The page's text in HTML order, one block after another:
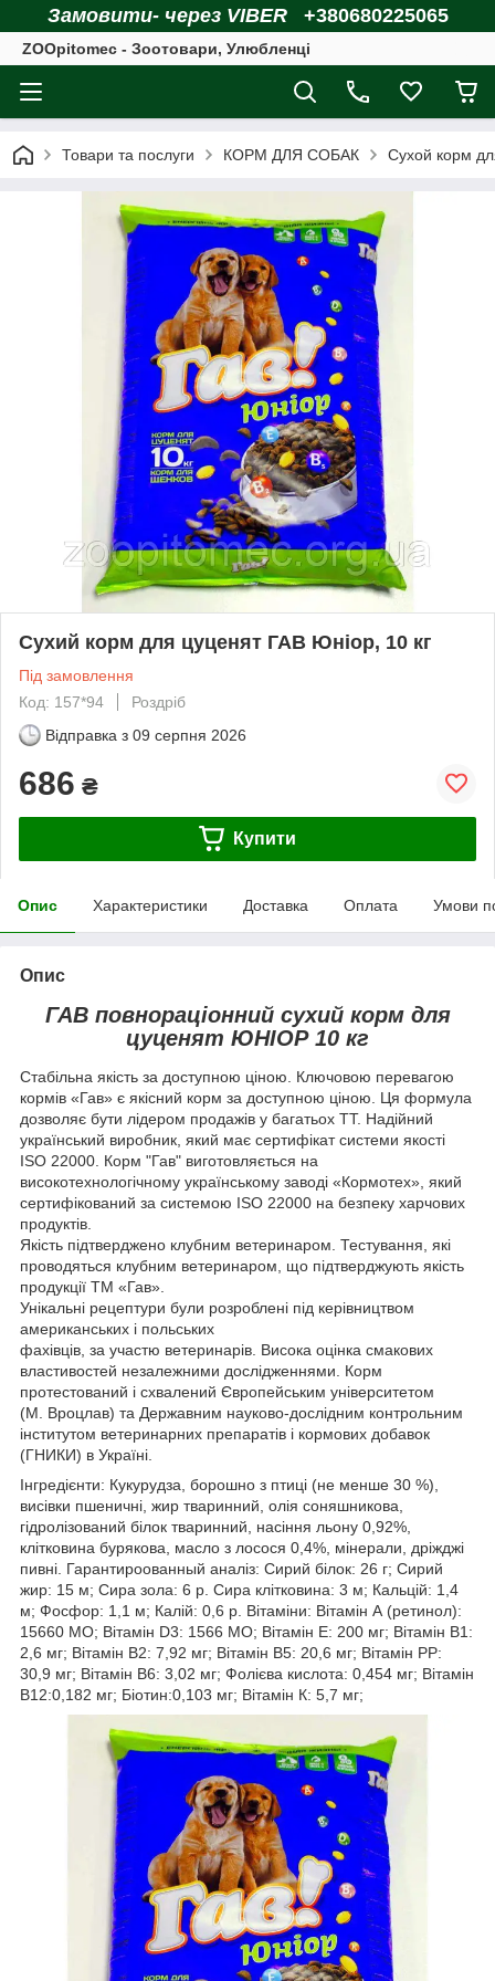
Замовити- через VIBER +380680225065
ZOOpitomec - Зоотовари, Улюбленці
Товари та послуги КОРМ ДЛЯ СОБАК Сухой корм
Сухий корм для цуценят ГАВ Юніор, 10 кг
Під замовлення
Код: 157*94
Роздріб
Відправка з 09 серпня 2026
686 ₴
Купити
Опис Характеристики Доставка Оплата Умови
Опис
ГАВ повнораціонний сухий корм для
цуценят ЮНІОР 10 кг
Стабільна якість за доступною ціною. Ключовою перевагою
кормів «Гав» є якісний корм за доступною ціною. Ця формула
дозволяє бути лідером продажів у багатьох ТТ. Надійний
український виробник, який має сертифікат системи якості
ISO 22000. Корм "Гав" виготовляється на
високотехнологічному українському заводі «Кормотех», який
сертифікований за системою ISO 22000 на безпеку харчових
продуктів.
Якість підтверджено клубним ветеринаром. Тестування, які
проводяться клубним ветеринаром, що підтверджують якість
продукції ТМ «Гав».
Унікальні рецептури були розроблені під керівництвом
американських і польських
фахівців, за участю ветеринарів. Висока оцінка смакових
властивостей незалежними дослідженнями. Корм
протестований і схвалений Європейським університетом
(М. Вроцлав) та Державним науково-дослідним контрольним
інститутом ветеринарних препаратів і кормових добавок
(ГНИКИ) в Україні.
Інгредієнти: Кукурудза, борошно з птиці (не менше 30 %),
висівки пшеничні, жир тваринний, олія соняшникова,
гідролізований білок тваринний, насіння льону 0,92%,
клітковина бурякова, масло з лосося 0,4%, мінерали, дріжджі
пивні. Гарантироованный аналіз: Сирий білок: 26 г; Сирий
жир: 15 м; Сира зола: 6 р. Сира клітковина: 3 м; Кальцій: 1,4
м; Фосфор: 1,1 м; Калій: 0,6 р. Вітаміни: Вітамін А (ретинол):
15660 МО; Вітамін D3: 1566 МО; Вітамін Е: 200 мг; Вітамін В1:
2,6 мг; Вітамін В2: 7,92 мг; Вітамін В5: 20,6 мг; Вітамін РР:
30,9 мг; Вітамін В6: 3,02 мг; Фолієва кислота: 0,454 мг; Вітамін
В12:0,182 мг; Біотин:0,103 мг; Вітамін К: 5,7 мг;